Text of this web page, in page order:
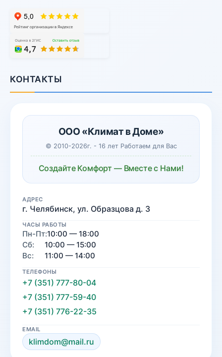
КОНТАКТЫ
ООО «Климат в Доме»
© 2010-2026г. - 16 лет Работаем для Вас
Создайте Комфорт — Вместе с Нами!
АДРЕС
г. Челябинск, ул. Образцова д. 3
ЧАСЫ РАБОТЫ
Пн-Пт:10:00 — 18:00
Сб:
10:00 — 15:00
Вс:
11:00 — 14:00
ТЕЛЕФОНЫ
+7 (351) 777-80-04
+7 (351) 777-59-40
+7 (351) 776-22-35
EMAIL
klimdom@mail.ru